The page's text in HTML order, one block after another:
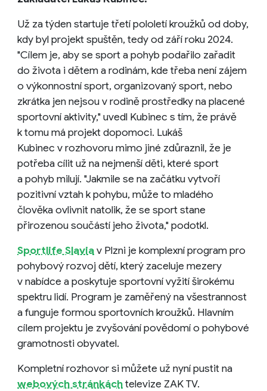
Už za týden startuje třetí pololetí kroužků od doby,
kdy byl projekt spuštěn, tedy od září roku 2024.
"Cílem je, aby se sport a pohyb podařilo zařadit
do života i dětem a rodinám, kde třeba není zájem
o výkonnostní sport, organizovaný sport, nebo
zkrátka jen nejsou v rodině prostředky na placené
sportovní aktivity," uvedl Kubinec s tím, že právě
k tomu má projekt dopomoci. Lukáš
Kubinec v rozhovoru mimo jiné zdůraznil, že je
potřeba cílit už na nejmenší děti, které sport
a pohyb milují. "Jakmile se na začátku vytvoří
pozitivní vztah k pohybu, může to mladého
člověka ovlivnit natolik, že se sport stane
přirozenou součástí jeho života," podotkl.
Sportlife Slaviav Plzni je komplexní program pro
pohybový rozvoj dětí, který zaceluje mezery
v nabídce a poskytuje sportovní vyžití širokému
spektru lidí. Program je zaměřený na všestrannost
a funguje formou sportovních kroužků. Hlavním
cílem projektu je zvyšování povědomí o pohybové
gramotnosti obyvatel.
Kompletní rozhovor si můžete už nyní pustit na
webových stránkáchtelevize ZAK TV.